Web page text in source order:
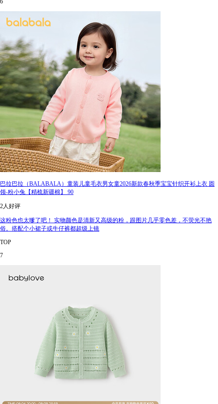
6
巴拉巴拉（BALABALA）童装儿童毛衣男女童2026新款春秋季宝宝针织开衫上衣 圆
领-粉小兔【精梳新疆棉】 90
2人好评
这粉色也太嗲了吧！ 实物颜色是清新又高级的粉，跟图片几乎零色差，不荧光不艳
俗。搭配个小裙子或牛仔裤都超级上镜
TOP
7